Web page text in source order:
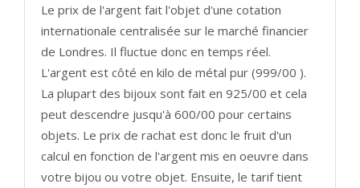
Le prix de l'argent fait l'objet d'une cotation
internationale centralisée sur le marché financier
de Londres. Il fluctue donc en temps réel.
L'argent est côté en kilo de métal pur (999/00 ).
La plupart des bijoux sont fait en 925/00 et cela
peut descendre jusqu'à 600/00 pour certains
objets. Le prix de rachat est donc le fruit d'un
calcul en fonction de l'argent mis en oeuvre dans
votre bijou ou votre objet. Ensuite, le tarif tient